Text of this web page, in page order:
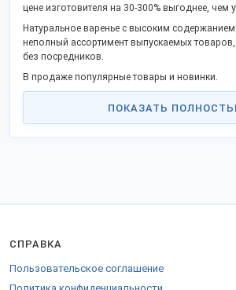
цене изготовителя на 30-300% выгоднее, чем
Натуральное варенье с высоким
неполный ассортимент выпускаемых
без посредников.
В продаже популярные товары и новинки.
уступает импортным товарам.
Для поставки за рубеж оформляются
Наши контакты на стенде компании
ПОКАЗАТЬ
СПРАВКА
Пользовательское соглашение